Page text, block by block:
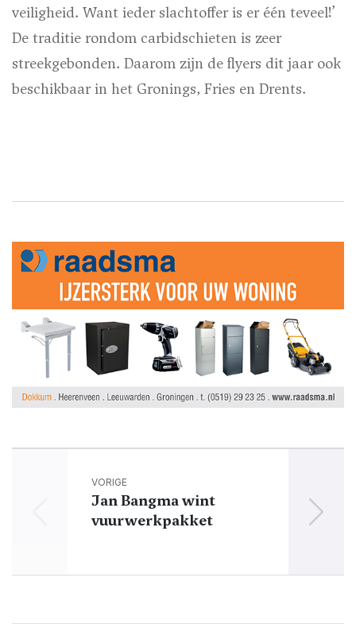
veiligheid. Want ieder slachtoffer is er één teveel!’
De traditie rondom carbidschieten is zeer
streekgebonden. Daarom zijn de flyers dit jaar ook
beschikbaar in het Gronings, Fries en Drents.
VORIGE
Jan Bangma wint
vuurwerkpakket